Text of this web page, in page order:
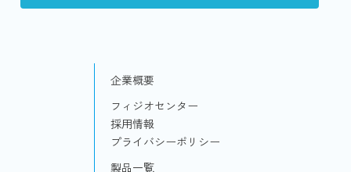
企業概要
フィジオセンター
採用情報
プライバシーポリシー
製品一覧